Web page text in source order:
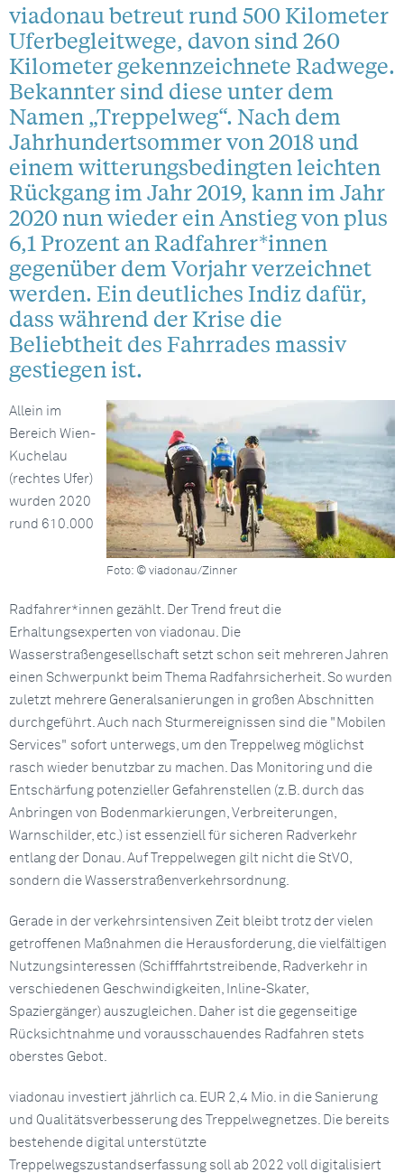
viadonau betreut rund 500 Kilometer
Uferbegleitwege, davon sind 260
Kilometer gekennzeichnete Radwege.
Bekannter sind diese unter dem
Namen „Treppelweg“. Nach dem
Jahrhundertsommer von 2018 und
einem witterungsbedingten leichten
Rückgang im Jahr 2019, kann im Jahr
2020 nun wieder ein Anstieg von plus
6,1 Prozent an Radfahrer*innen
gegenüber dem Vorjahr verzeichnet
werden. Ein deutliches Indiz dafür,
dass während der Krise die
Beliebtheit des Fahrrades massiv
gestiegen ist.
Foto: © viadonau/Zinner
Allein im
Bereich Wien-
Kuchelau
(rechtes Ufer)
wurden 2020
rund 610.000
Radfahrer*innen gezählt. Der Trend freut die
Erhaltungsexperten von viadonau. Die
Wasserstraßengesellschaft setzt schon seit mehreren Jahren
einen Schwerpunkt beim Thema Radfahrsicherheit. So wurden
zuletzt mehrere Generalsanierungen in großen Abschnitten
durchgeführt. Auch nach Sturmereignissen sind die "Mobilen
Services" sofort unterwegs, um den Treppelweg möglichst
rasch wieder benutzbar zu machen. Das Monitoring und die
Entschärfung potenzieller Gefahrenstellen (z.B. durch das
Anbringen von Bodenmarkierungen, Verbreiterungen,
Warnschilder, etc.) ist essenziell für sicheren Radverkehr
entlang der Donau. Auf Treppelwegen gilt nicht die StVO,
sondern die Wasserstraßenverkehrsordnung.
Gerade in der verkehrsintensiven Zeit bleibt trotz der vielen
getroffenen Maßnahmen die Herausforderung, die vielfältigen
Nutzungsinteressen (Schifffahrtstreibende, Radverkehr in
verschiedenen Geschwindigkeiten, Inline-Skater,
Spaziergänger) auszugleichen. Daher ist die gegenseitige
Rücksichtnahme und vorausschauendes Radfahren stets
oberstes Gebot.
viadonau investiert jährlich ca. EUR 2,4 Mio. in die Sanierung
und Qualitätsverbesserung des Treppelwegnetzes. Die bereits
bestehende digital unterstützte
Treppelwegszustandserfassung soll ab 2022 voll digitalisiert